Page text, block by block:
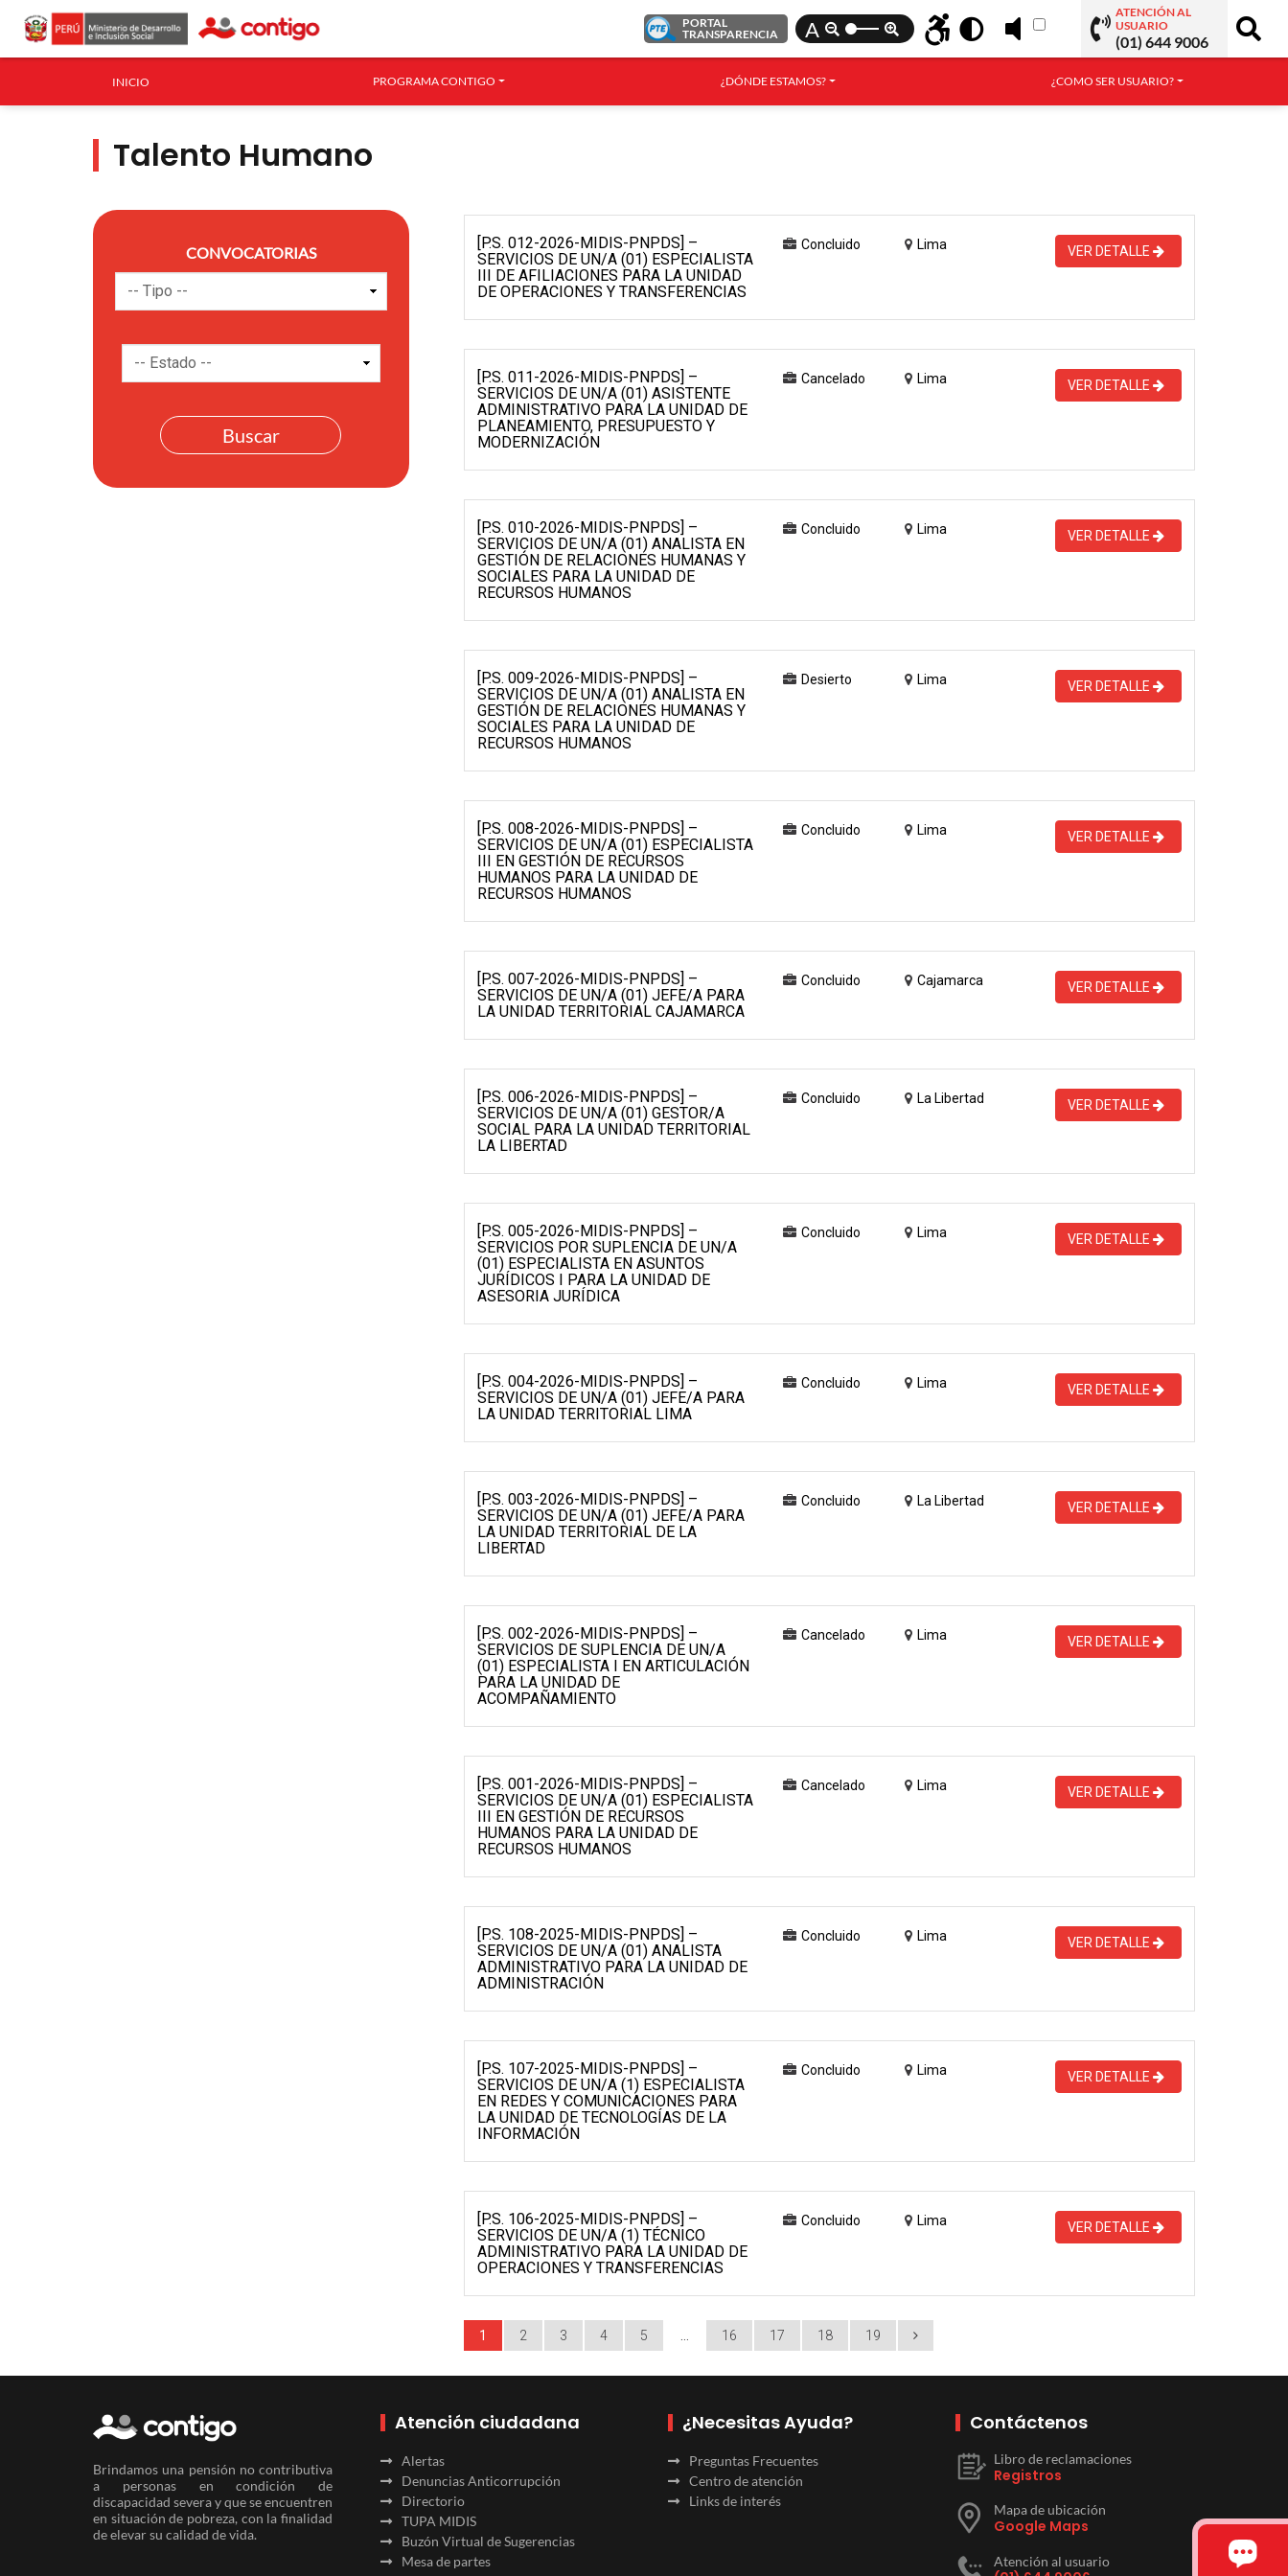
PORTAL
TRANSPARENCIA
A
ATENCIÓN AL
USUARIO
(01) 644 9006
INICIO PROGRAMA CONTIGO ¿DÓNDE ESTAMOS? ¿COMO SER USUARIO?
Talento Humano
CONVOCATORIAS
[P.S. 012-2026-MIDIS-PNPDS] –
SERVICIOS DE UN/A (01) ESPECIALISTA
III DE AFILIACIONES PARA LA UNIDAD
DE OPERACIONES Y TRANSFERENCIAS
Concluido Lima VER DETALLE
[P.S. 011-2026-MIDIS-PNPDS] –
SERVICIOS DE UN/A (01) ASISTENTE
ADMINISTRATIVO PARA LA UNIDAD DE
PLANEAMIENTO, PRESUPUESTO Y
MODERNIZACIÓN
Cancelado Lima VER DETALLE
[P.S. 010-2026-MIDIS-PNPDS] –
SERVICIOS DE UN/A (01) ANALISTA EN
GESTIÓN DE RELACIONES HUMANAS Y
SOCIALES PARA LA UNIDAD DE
RECURSOS HUMANOS
Concluido Lima VER DETALLE
[P.S. 009-2026-MIDIS-PNPDS] –
SERVICIOS DE UN/A (01) ANALISTA EN
GESTIÓN DE RELACIONES HUMANAS Y
SOCIALES PARA LA UNIDAD DE
RECURSOS HUMANOS
Desierto Lima VER DETALLE
[P.S. 008-2026-MIDIS-PNPDS] –
SERVICIOS DE UN/A (01) ESPECIALISTA
III EN GESTIÓN DE RECURSOS
HUMANOS PARA LA UNIDAD DE
RECURSOS HUMANOS
Concluido Lima VER DETALLE
[P.S. 007-2026-MIDIS-PNPDS] –
SERVICIOS DE UN/A (01) JEFE/A PARA
LA UNIDAD TERRITORIAL CAJAMARCA
Concluido Cajamarca VER DETALLE
[P.S. 006-2026-MIDIS-PNPDS] –
SERVICIOS DE UN/A (01) GESTOR/A
SOCIAL PARA LA UNIDAD TERRITORIAL
LA LIBERTAD
Concluido La Libertad VER DETALLE
[P.S. 005-2026-MIDIS-PNPDS] –
SERVICIOS POR SUPLENCIA DE UN/A
(01) ESPECIALISTA EN ASUNTOS
JURÍDICOS I PARA LA UNIDAD DE
ASESORIA JURÍDICA
Concluido Lima VER DETALLE
[P.S. 004-2026-MIDIS-PNPDS] –
SERVICIOS DE UN/A (01) JEFE/A PARA
LA UNIDAD TERRITORIAL LIMA
Concluido Lima VER DETALLE
[P.S. 003-2026-MIDIS-PNPDS] –
SERVICIOS DE UN/A (01) JEFE/A PARA
LA UNIDAD TERRITORIAL DE LA
LIBERTAD
Concluido La Libertad VER DETALLE
[P.S. 002-2026-MIDIS-PNPDS] –
SERVICIOS DE SUPLENCIA DE UN/A
(01) ESPECIALISTA I EN ARTICULACIÓN
PARA LA UNIDAD DE
ACOMPAÑAMIENTO
Cancelado Lima VER DETALLE
[P.S. 001-2026-MIDIS-PNPDS] –
SERVICIOS DE UN/A (01) ESPECIALISTA
III EN GESTIÓN DE RECURSOS
HUMANOS PARA LA UNIDAD DE
RECURSOS HUMANOS
Cancelado Lima VER DETALLE
[P.S. 108-2025-MIDIS-PNPDS] –
SERVICIOS DE UN/A (01) ANALISTA
ADMINISTRATIVO PARA LA UNIDAD DE
ADMINISTRACIÓN
Concluido Lima VER DETALLE
[P.S. 107-2025-MIDIS-PNPDS] –
SERVICIOS DE UN/A (1) ESPECIALISTA
EN REDES Y COMUNICACIONES PARA
LA UNIDAD DE TECNOLOGÍAS DE LA
INFORMACIÓN
Concluido Lima VER DETALLE
[P.S. 106-2025-MIDIS-PNPDS] –
SERVICIOS DE UN/A (1) TÉCNICO
ADMINISTRATIVO PARA LA UNIDAD DE
OPERACIONES Y TRANSFERENCIAS
Concluido Lima VER DETALLE
1 2 3 4 5 16 17 18 19
Brindamos una pensión no contributiva
a personas en condición de
discapacidad severa y que se encuentren
en situación de pobreza, con la finalidad
de elevar su calidad de vida.
Atención ciudadana
Alertas
Denuncias Anticorrupción
Directorio
TUPA MIDIS
Buzón Virtual de Sugerencias
Mesa de partes
¿Necesitas Ayuda?
Preguntas Frecuentes
Centro de atención
Links de interés
Contáctenos
Libro de reclamaciones
Registros
Mapa de ubicación
Google Maps
Atención al usuario